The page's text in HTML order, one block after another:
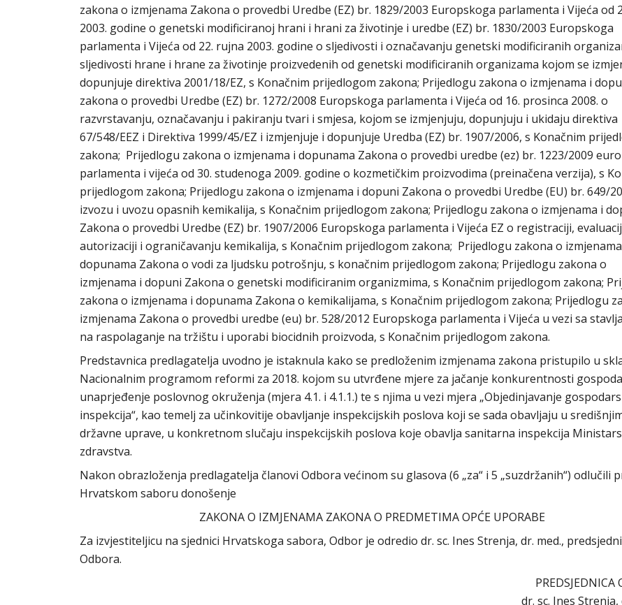
zakona o izmjenama Zakona o provedbi Uredbe (EZ) br. 1829/2003 Europskoga parlamenta i Vijeća od
2003. godine o genetski modificiranoj hrani i hrani za životinje i uredbe (EZ) br. 1830/2003 Europskoga
parlamenta i Vijeća od 22. rujna 2003. godine o sljedivosti i označavanju genetski modificiranih
sljedivosti hrane i hrane za životinje proizvedenih od genetski modificiranih organizama kojom se
dopunjuje direktiva 2001/18/EZ, s Konačnim prijedlogom zakona; Prijedlogu zakona o izmjenama i
zakona o provedbi Uredbe (EZ) br. 1272/2008 Europskoga parlamenta i Vijeća od 16. prosinca 2008. o
razvrstavanju, označavanju i pakiranju tvari i smjesa, kojom se izmjenjuju, dopunjuju i ukidaju direktiva
67/548/EEZ i Direktiva 1999/45/EZ i izmjenjuje i dopunjuje Uredba (EZ) br. 1907/2006, s Konačnim
zakona; Prijedlogu zakona o izmjenama i dopunama Zakona o provedbi uredbe (ez) br. 1223/2009
parlamenta i vijeća od 30. studenoga 2009. godine o kozmetičkim proizvodima (preinačena verzija), s
prijedlogom zakona; Prijedlogu zakona o izmjenama i dopuni Zakona o provedbi Uredbe (EU) br. 649/
izvozu i uvozu opasnih kemikalija, s Konačnim prijedlogom zakona; Prijedlogu zakona o izmjenama i
Zakona o provedbi Uredbe (EZ) br. 1907/2006 Europskoga parlamenta i Vijeća EZ o registraciji,
autorizaciji i ograničavanju kemikalija, s Konačnim prijedlogom zakona; Prijedlogu zakona o
dopunama Zakona o vodi za ljudsku potrošnju, s konačnim prijedlogom zakona; Prijedlogu zakona o
izmjenama i dopuni Zakona o genetski modificiranim organizmima, s Konačnim prijedlogom zakona;
zakona o izmjenama i dopunama Zakona o kemikalijama, s Konačnim prijedlogom zakona; Prijedlogu
izmjenama Zakona o provedbi uredbe (eu) br. 528/2012 Europskoga parlamenta i Vijeća u vezi sa
na raspolaganje na tržištu i uporabi biocidnih proizvoda, s Konačnim prijedlogom zakona.
Predstavnica predlagatelja uvodno je istaknula kako se predloženim izmjenama zakona pristupilo u
Nacionalnim programom reformi za 2018. kojom su utvrđene mjere za jačanje konkurentnosti
unaprjeđenje poslovnog okruženja (mjera 4.1. i 4.1.1.) te s njima u vezi mjera „Objedinjavanje
inspekcija“, kao temelj za učinkovitije obavljanje inspekcijskih poslova koji se sada obavljaju u
državne uprave, u konkretnom slučaju inspekcijskih poslova koje obavlja sanitarna inspekcija
zdravstva.
Nakon obrazloženja predlagatelja članovi Odbora većinom su glasova (6 „za“ i 5 „suzdržanih“) odlučili
Hrvatskom saboru donošenje
ZAKONA O IZMJENAMA ZAKONA O PREDMETIMA OPĆE UPORABE
Za izvjestiteljicu na sjednici Hrvatskoga sabora, Odbor je odredio dr. sc. Ines Strenja, dr. med.,
Odbora.
PREDSJEDNICA
dr. sc. Ines Strenja,